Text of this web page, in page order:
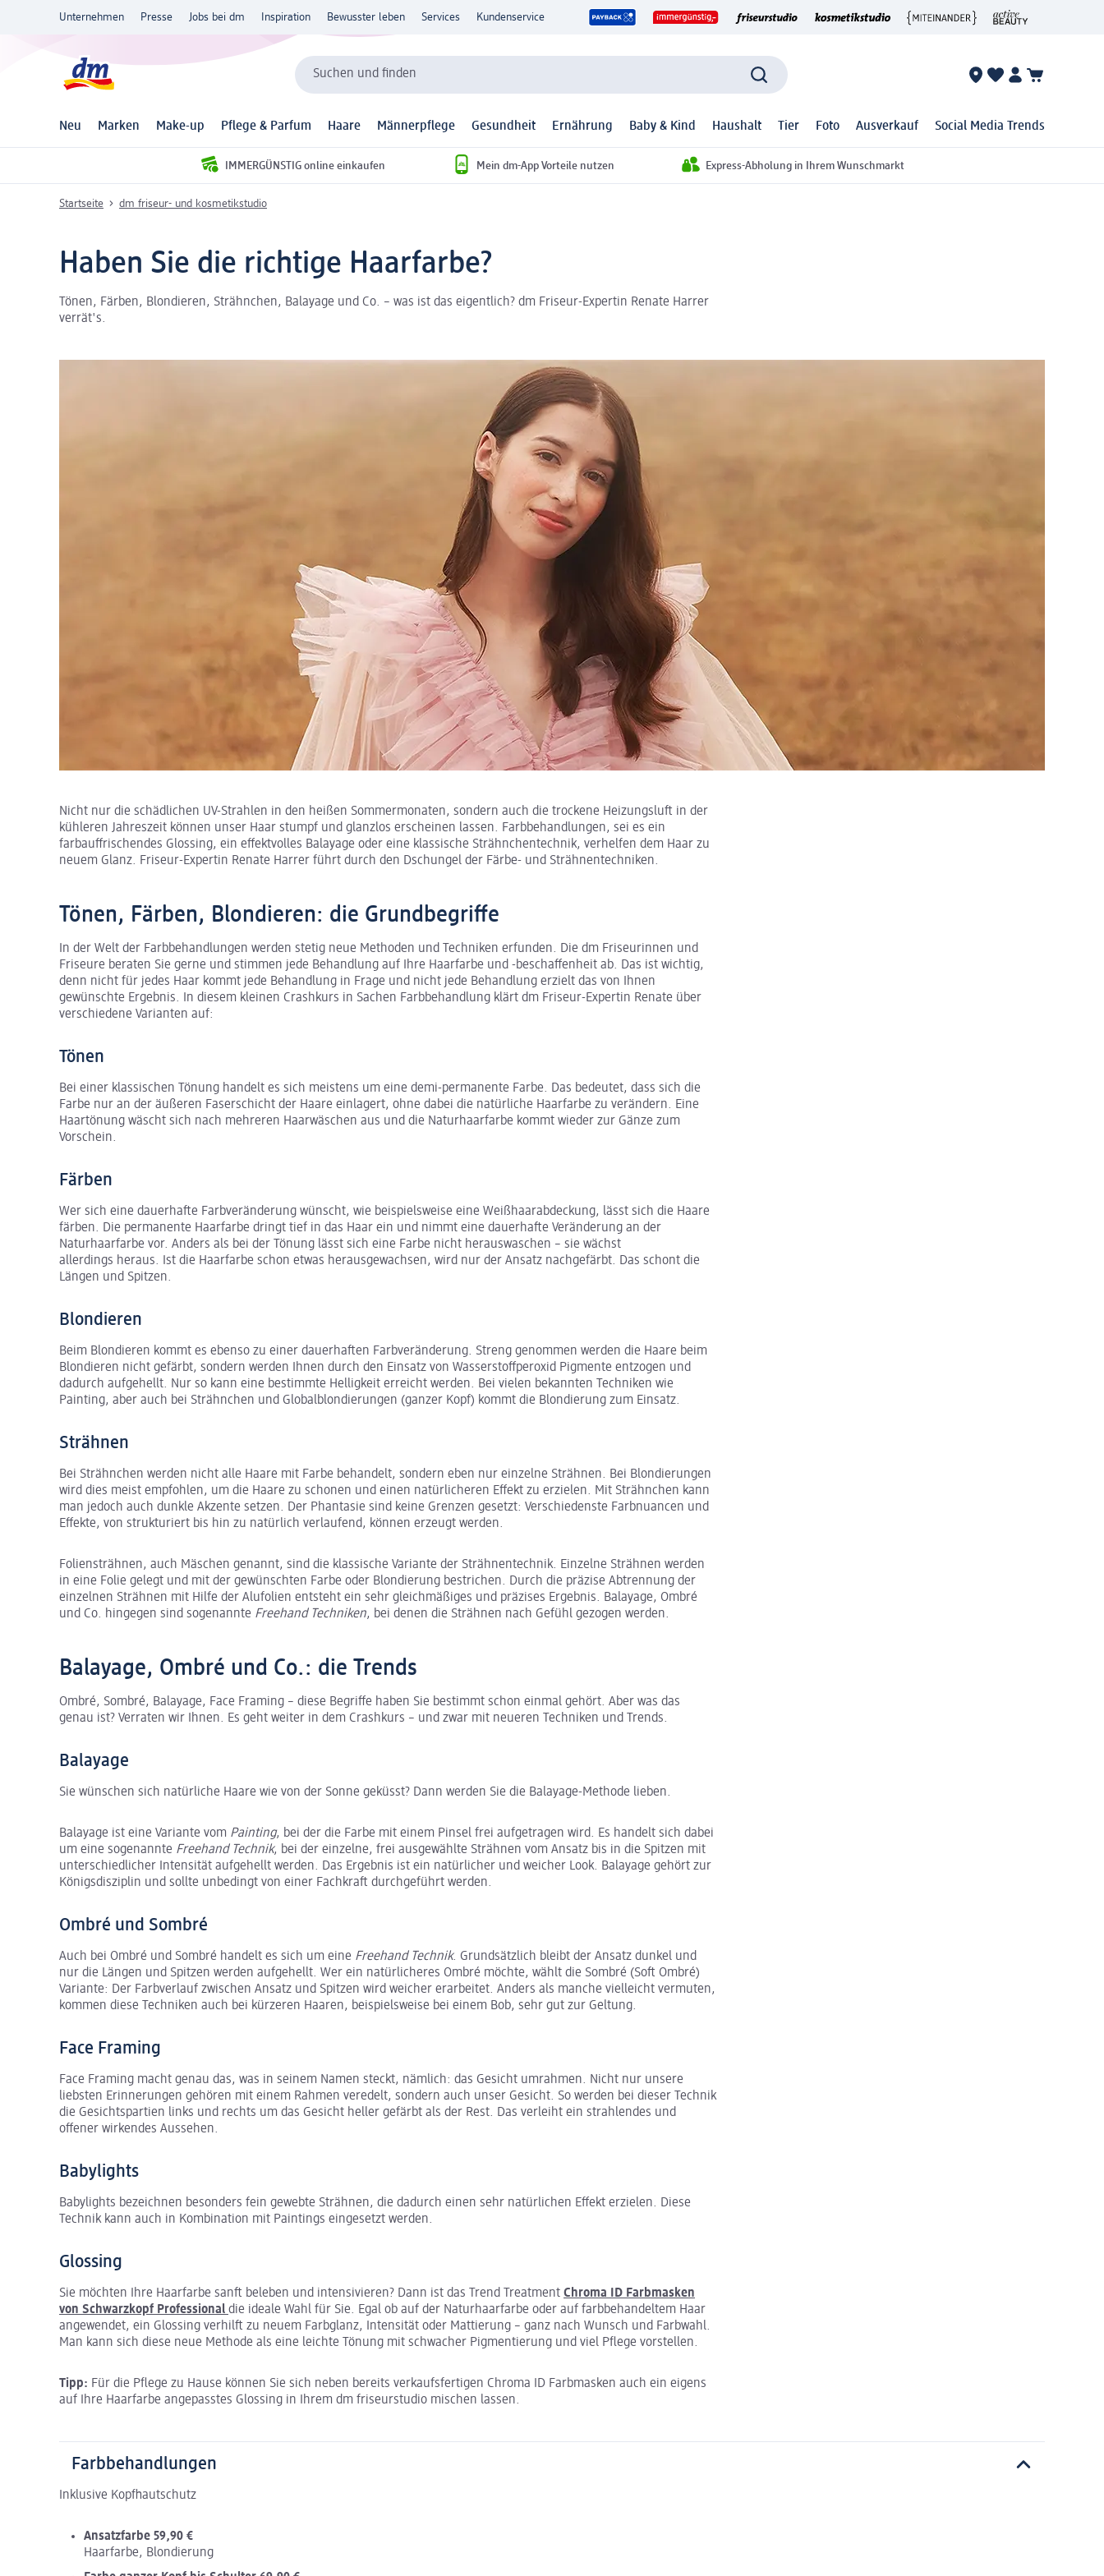
Unternehmen Presse Jobs bei dm Inspiration Bewusster leben Services Kundenservice
Suchen und finden
Neu Marken Make-up Pflege & Parfum Haare Männerpflege Gesundheit Ernährung Baby & Kind Haushalt Tier Foto Ausverkauf Social Media Trends
IMMERGÜNSTIG online einkaufen Mein dm-App Vorteile nutzen Express-Abholung in Ihrem Wunschmarkt
Startseite dm friseur- und kosmetikstudio
Haben Sie die richtige Haarfarbe?
Tönen, Färben, Blondieren, Strähnchen, Balayage und Co. – was ist das eigentlich? dm Friseur-Expertin Renate Harrer
verrät's.
Nicht nur die schädlichen UV-Strahlen in den heißen Sommermonaten, sondern auch die trockene Heizungsluft in der
kühleren Jahreszeit können unser Haar stumpf und glanzlos erscheinen lassen. Farbbehandlungen, sei es ein
farbauffrischendes Glossing, ein effektvolles Balayage oder eine klassische Strähnchentechnik, verhelfen dem Haar zu
neuem Glanz. Friseur-Expertin Renate Harrer führt durch den Dschungel der Färbe- und Strähnentechniken.
Tönen, Färben, Blondieren: die Grundbegriffe
In der Welt der Farbbehandlungen werden stetig neue Methoden und Techniken erfunden. Die dm Friseurinnen und
Friseure beraten Sie gerne und stimmen jede Behandlung auf Ihre Haarfarbe und -beschaffenheit ab. Das ist wichtig,
denn nicht für jedes Haar kommt jede Behandlung in Frage und nicht jede Behandlung erzielt das von Ihnen
gewünschte Ergebnis. In diesem kleinen Crashkurs in Sachen Farbbehandlung klärt dm Friseur-Expertin Renate über
verschiedene Varianten auf:
Tönen
Bei einer klassischen Tönung handelt es sich meistens um eine demi-permanente Farbe. Das bedeutet, dass sich die
Farbe nur an der äußeren Faserschicht der Haare einlagert, ohne dabei die natürliche Haarfarbe zu verändern. Eine
Haartönung wäscht sich nach mehreren Haarwäschen aus und die Naturhaarfarbe kommt wieder zur Gänze zum
Vorschein.
Färben
Wer sich eine dauerhafte Farbveränderung wünscht, wie beispielsweise eine Weißhaarabdeckung, lässt sich die Haare
färben. Die permanente Haarfarbe dringt tief in das Haar ein und nimmt eine dauerhafte Veränderung an der
Naturhaarfarbe vor. Anders als bei der Tönung lässt sich eine Farbe nicht herauswaschen – sie wächst
allerdings heraus. Ist die Haarfarbe schon etwas herausgewachsen, wird nur der Ansatz nachgefärbt. Das schont die
Längen und Spitzen.
Blondieren
Beim Blondieren kommt es ebenso zu einer dauerhaften Farbveränderung. Streng genommen werden die Haare beim
Blondieren nicht gefärbt, sondern werden Ihnen durch den Einsatz von Wasserstoffperoxid Pigmente entzogen und
dadurch aufgehellt. Nur so kann eine bestimmte Helligkeit erreicht werden. Bei vielen bekannten Techniken wie
Painting, aber auch bei Strähnchen und Globalblondierungen (ganzer Kopf) kommt die Blondierung zum Einsatz.
Strähnen
Bei Strähnchen werden nicht alle Haare mit Farbe behandelt, sondern eben nur einzelne Strähnen. Bei Blondierungen
wird dies meist empfohlen, um die Haare zu schonen und einen natürlicheren Effekt zu erzielen. Mit Strähnchen kann
man jedoch auch dunkle Akzente setzen. Der Phantasie sind keine Grenzen gesetzt: Verschiedenste Farbnuancen und
Effekte, von strukturiert bis hin zu natürlich verlaufend, können erzeugt werden.
Foliensträhnen, auch Mäschen genannt, sind die klassische Variante der Strähnentechnik. Einzelne Strähnen werden
in eine Folie gelegt und mit der gewünschten Farbe oder Blondierung bestrichen. Durch die präzise Abtrennung der
einzelnen Strähnen mit Hilfe der Alufolien entsteht ein sehr gleichmäßiges und präzises Ergebnis. Balayage, Ombré
und Co. hingegen sind sogenannte Freehand Techniken, bei denen die Strähnen nach Gefühl gezogen werden.
Balayage, Ombré und Co.: die Trends
Ombré, Sombré, Balayage, Face Framing – diese Begriffe haben Sie bestimmt schon einmal gehört. Aber was das
genau ist? Verraten wir Ihnen. Es geht weiter in dem Crashkurs – und zwar mit neueren Techniken und Trends.
Balayage
Sie wünschen sich natürliche Haare wie von der Sonne geküsst? Dann werden Sie die Balayage-Methode lieben.
Balayage ist eine Variante vom Painting, bei der die Farbe mit einem Pinsel frei aufgetragen wird. Es handelt sich dabei
um eine sogenannte Freehand Technik, bei der einzelne, frei ausgewählte Strähnen vom Ansatz bis in die Spitzen mit
unterschiedlicher Intensität aufgehellt werden. Das Ergebnis ist ein natürlicher und weicher Look. Balayage gehört zur
Königsdisziplin und sollte unbedingt von einer Fachkraft durchgeführt werden.
Ombré und Sombré
Auch bei Ombré und Sombré handelt es sich um eine Freehand Technik. Grundsätzlich bleibt der Ansatz dunkel und
nur die Längen und Spitzen werden aufgehellt. Wer ein natürlicheres Ombré möchte, wählt die Sombré (Soft Ombré)
Variante: Der Farbverlauf zwischen Ansatz und Spitzen wird weicher erarbeitet. Anders als manche vielleicht vermuten,
kommen diese Techniken auch bei kürzeren Haaren, beispielsweise bei einem Bob, sehr gut zur Geltung.
Face Framing
Face Framing macht genau das, was in seinem Namen steckt, nämlich: das Gesicht umrahmen. Nicht nur unsere
liebsten Erinnerungen gehören mit einem Rahmen veredelt, sondern auch unser Gesicht. So werden bei dieser Technik
die Gesichtspartien links und rechts um das Gesicht heller gefärbt als der Rest. Das verleiht ein strahlendes und
offener wirkendes Aussehen.
Babylights
Babylights bezeichnen besonders fein gewebte Strähnen, die dadurch einen sehr natürlichen Effekt erzielen. Diese
Technik kann auch in Kombination mit Paintings eingesetzt werden.
Glossing
Sie möchten Ihre Haarfarbe sanft beleben und intensivieren? Dann ist das Trend Treatment Chroma ID Farbmasken
von Schwarzkopf Professional die ideale Wahl für Sie. Egal ob auf der Naturhaarfarbe oder auf farbbehandeltem Haar
angewendet, ein Glossing verhilft zu neuem Farbglanz, Intensität oder Mattierung – ganz nach Wunsch und Farbwahl.
Man kann sich diese neue Methode als eine leichte Tönung mit schwacher Pigmentierung und viel Pflege vorstellen.
Tipp: Für die Pflege zu Hause können Sie sich neben bereits verkaufsfertigen Chroma ID Farbmasken auch ein eigens
auf Ihre Haarfarbe angepasstes Glossing in Ihrem dm friseurstudio mischen lassen.
Farbbehandlungen
Inklusive Kopfhautschutz
Ansatzfarbe 59,90 €
Haarfarbe, Blondierung